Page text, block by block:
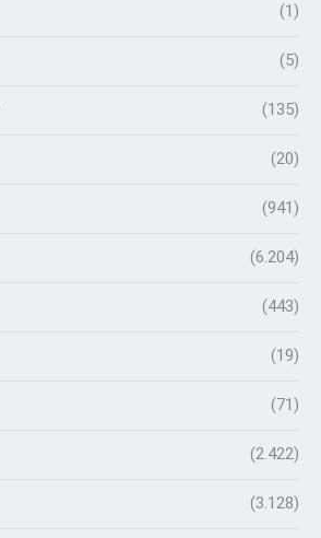
(1)
(5)
(135)
(20)
(941)
(6.204)
(443)
(19)
(71)
(2.422)
(3.128)